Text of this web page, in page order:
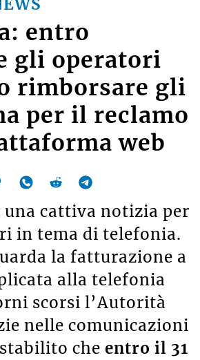
entro
gli operatori
rimborsare gli
per il reclamo
web
una cattiva notizia per
in tema di telefonia.
la fatturazione a
alla telefonia
scorsi l’Autorità
nelle comunicazioni
cheentro il 31